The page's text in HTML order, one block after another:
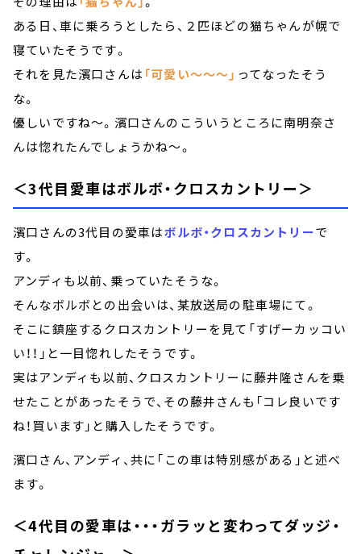
ある日、車に乗ろうとしたら、２匹ほどの猫ちゃんが幌で
寝ていたそうです。
それを見た濱口さんは 「可愛い～～～」 ってなったそう
な。
優しいですね～。濱口さんのこういうところに南明奈さ
んは惚れたんでしょうかね～。
＜3代目愛車はボルボ・クロスカントリー＞
濱口さんの3代目の愛車はボルボ・クロスカントリーで
す。
アンディも以前、乗っていたそうな。
そんなボルボとの出会いは、某放送局の駐車場にて。
そこに鎮座するクロスカントリーを見て「すげーカッコい
い！！」と一目惚れしたそうです。
実はアンディも以前、クロスカントリーに藤井隆さんを乗
せたことがあったそうで、その藤井さんも「コレ良いです
ね！買います」と購入したそうです。
濱口さん、アンディ、共に「この車は特別感がある」と述べ
ます。
＜4代目の愛車は・・・ガラッと変わってダッジ・